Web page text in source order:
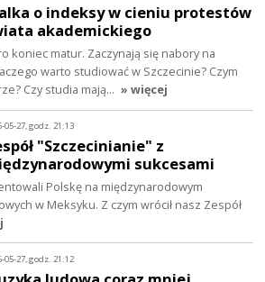
o indeksy w cieniu protestów
akademickiego
koniec matur. Zaczynają się nabory na
warto studiować w Szczecinie? Czym
Czy studia mają… » więcej
05-27, godz. 21:13
"Szczecinianie" z
sukcesami
Polskę na międzynarodowym
w Meksyku. Z czym wrócił nasz Zespół
05-27, godz. 21:12